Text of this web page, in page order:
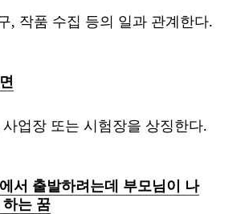
, 작품 수집 등의 일과 관계한다.
업장 또는 시험장을 상징한다.
서 출발하려는데 부모님이 나
는 꿈